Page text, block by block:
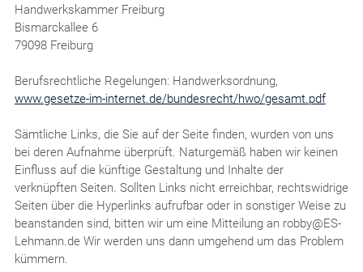
Handwerkskammer Freiburg
Bismarckallee 6
79098 Freiburg
Berufsrechtliche Regelungen: Handwerksordnung,
www.gesetze-im-internet.de/bundesrecht/hwo/gesamt.pdf
Sämtliche Links, die Sie auf der Seite finden, wurden von uns
bei deren Aufnahme überprüft. Naturgemäß haben wir keinen
Einfluss auf die künftige Gestaltung und Inhalte der
verknüpften Seiten. Sollten Links nicht erreichbar, rechtswidrige
Seiten über die Hyperlinks aufrufbar oder in sonstiger Weise zu
beanstanden sind, bitten wir um eine Mitteilung an robby@ES-
Lehmann.de Wir werden uns dann umgehend um das Problem
kümmern.